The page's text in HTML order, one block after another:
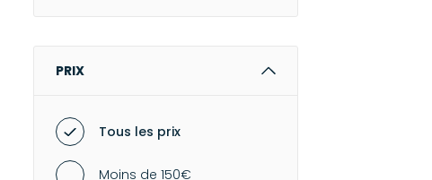
PRIX
Tous les prix
Moins de 150€